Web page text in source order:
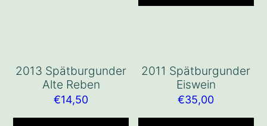
2013 Spätburgunder
Alte Reben
€14,50
2011 Spätburgunder
Eiswein
€35,00